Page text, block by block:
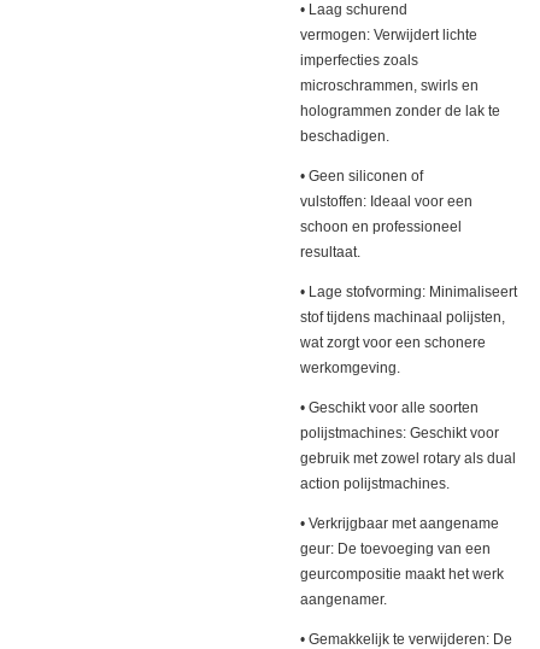
• Laag schurend
vermogen: Verwijdert lichte
imperfecties zoals
microschrammen, swirls en
hologrammen zonder de lak te
beschadigen.
• Geen siliconen of
vulstoffen: Ideaal voor een
schoon en professioneel
resultaat.
• Lage stofvorming: Minimaliseert
stof tijdens machinaal polijsten,
wat zorgt voor een schonere
werkomgeving.
• Geschikt voor alle soorten
polijstmachines: Geschikt voor
gebruik met zowel rotary als dual
action polijstmachines.
• Verkrijgbaar met aangename
geur: De toevoeging van een
geurcompositie maakt het werk
aangenamer.
• Gemakkelijk te verwijderen: De